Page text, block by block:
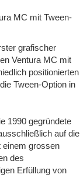
MC mit Tween-
grafischer
Ventura MC mit
positionierten
Tween-Option in
1990 gegründete
auf die
einem grossen
des
Erfüllung von